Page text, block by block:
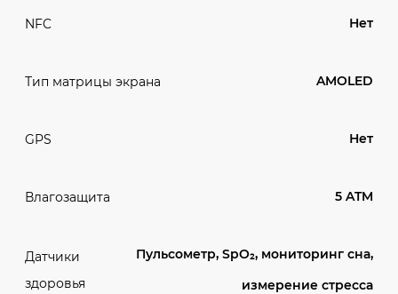
NFC Нет
Тип матрицы экрана AMOLED
GPS Нет
Влагозащита 5 ATM
Датчики
здоровья
Пульсометр, SpO₂, мониторинг сна,
измерение стресса